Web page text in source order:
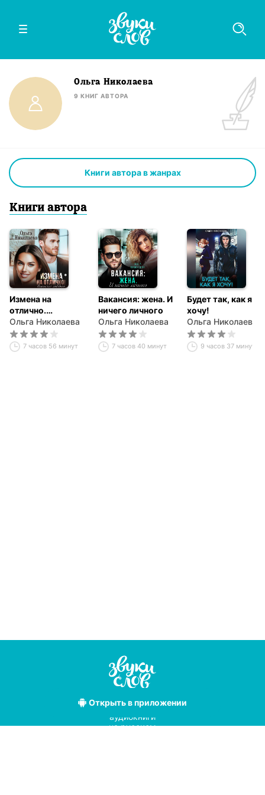
Ольга Николаева
9 КНИГ АВТОРА
Книги автора в жанрах
Книги автора
Измена на
отлично.
Вакансия:
любовник
Ольга Николаева
7 часов 56 минут
Вакансия: жена. И
ничего личного
Ольга Николаева
7 часов 40 минут
Будет так, как я
хочу!
Ольга Николаева
9 часов 37 минут
Открытьв приложении
Лучшие
аудиокниги
на русском